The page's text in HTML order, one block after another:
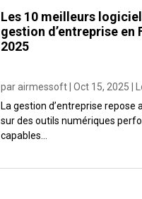
Les 10 meilleurs
gestion d’entreprise en
2025
parairmessoft |Oct 15, 2025
La gestion d’entreprise repose
sur des outils numériques
capables...